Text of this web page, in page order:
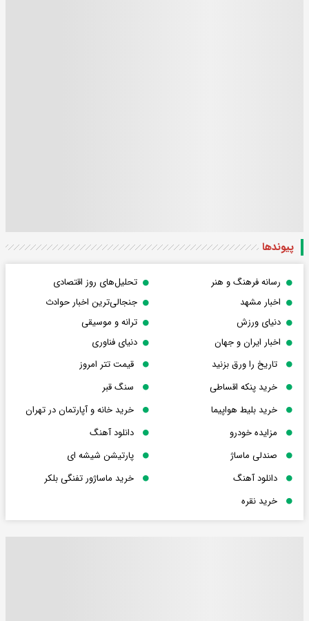
پیوندها
رسانه فرهنگ و هنر
تحلیل‌های روز اقتصادی
اخبار مشهد
جنجالی‌ترین اخبار حوادث
دنیای ورزش
ترانه و موسیقی
اخبار ایران و جهان
دنیای فناوری
تاریخ را ورق بزنید
قیمت تتر امروز
خرید پنکه اقساطی
سنگ قبر
خرید بلیط هواپیما
خرید خانه و آپارتمان در تهران
مزایده خودرو
دانلود آهنگ
صندلی ماساژ
پارتیشن شیشه ای
دانلود آهنگ
خرید ماساژور تفنگی بلکر
خرید نقره